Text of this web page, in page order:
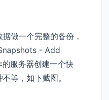
做一个完整的备份，
- Add
服务器创建一个快
等，如下截图。